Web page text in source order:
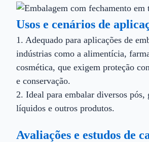
Usos e cenários de
1. Adequado para aplicações de
indústrias como a alimentícia,
cosmética, que exigem proteção
e conservação.
2. Ideal para embalar diversos pós,
líquidos e outros produtos.
Avaliações e estudos de